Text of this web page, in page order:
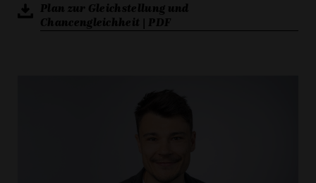
Plan zur Gleichstellung und
Chancengleichheit | PDF